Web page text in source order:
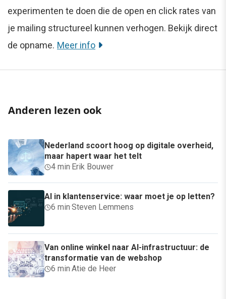
experimenten te doen die de open en click rates van
je mailing structureel kunnen verhogen. Bekijk direct
de opname. Meer info
Anderen lezen ook
Nederland scoort hoog op digitale overheid,
maar hapert waar het telt
4 min· Erik Bouwer
AI in klantenservice: waar moet je op letten?
6 min·Steven Lemmens
Van online winkel naar AI-infrastructuur: de
transformatie van de webshop
6 min·Atie de Heer